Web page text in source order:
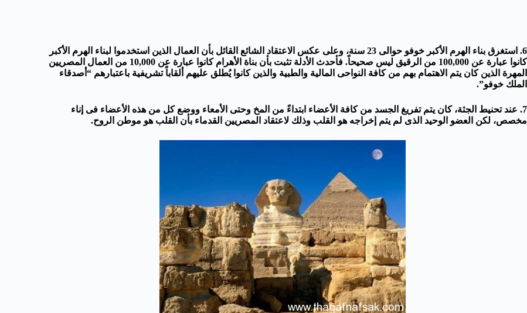
6. استغرق بناء الهرم الأكبر خوفو حوالى 23 سنة، وعلى عكس الاعتقاد الشائع القائل بأن العمال الذين استخدموا لبناء الهرم الأكبر
كانوا عبارة عن 100,000 من الرقيق ليس صحيحاً. فأحدث الأدلة تثبت بأن بناة الأهرام كانوا عبارة عن 10,000 من العمال المصريين
المهرة الذين كان يتم الاهتمام بهم من كافة النواحى المالية والطبية والذين كانوا يُطلق عليهم ألقاباً تشريفية باعتبارهم “أصدقاء
الملك خوفو”.
7. عند تحنيط الجثة، كان يتم تفريغ الجسد من كافة الأعضاء ابتداءً من المخ وحتى الأمعاء ووضع كل من هذه الأعضاء فى إناء
مخصص، لكن العضو الوحيد الذى لم يتم إخراجه هو القلب وذلك لاعتقاد المصريين القدماء بأن القلب هو موطن الروح.